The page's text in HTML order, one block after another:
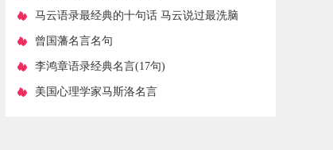
​马云语录最经典的十句话 马云说过最洗脑
10名言
​曾国藩名言名句
​李鸿章语录经典名言(17句)
​美国心理学家马斯洛名言